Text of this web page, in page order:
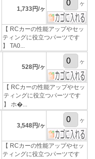
1,733円/ヶ
ヶ
【 RCカーの性能アップやセッ
ティングに役立つパーツです
】 TA0...
528円/ヶ
ヶ
【 RCカーの性能アップやセッ
ティングに役立つパーツです
】 ホ�...
3,548円/ヶ
ヶ
【 RCカーの性能アップやセッ
ティングに役立つパーツです